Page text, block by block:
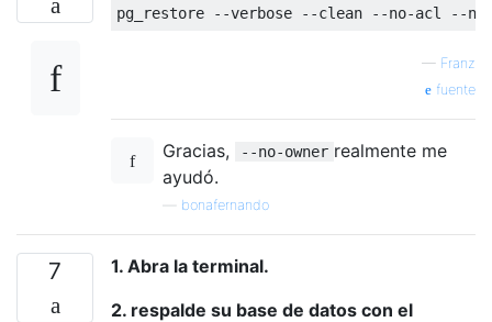
pg_restore --verbose --clean --no-acl --no
— Franz
fuente
Gracias, --no-owner realmente me
ayudó.
bonafernando
7
1. Abra la terminal.
2. respalde su base de datos con el